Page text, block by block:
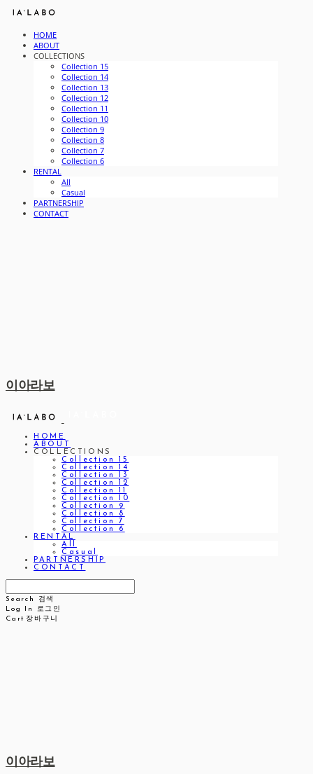
HOME
ABOUT
COLLECTIONS
Collection 15
Collection 14
Collection 13
Collection 12
Collection 11
Collection 10
Collection 9
Collection 8
Collection 7
Collection 6
RENTAL
All
Casual
PARTNERSHIP
CONTACT
이아라보
HOME
ABOUT
COLLECTIONS
Collection 15
Collection 14
Collection 13
Collection 12
Collection 11
Collection 10
Collection 9
Collection 8
Collection 7
Collection 6
RENTAL
All
Casual
PARTNERSHIP
CONTACT
Search
검색
Log In
로그인
Cart 장바구니
이아라보